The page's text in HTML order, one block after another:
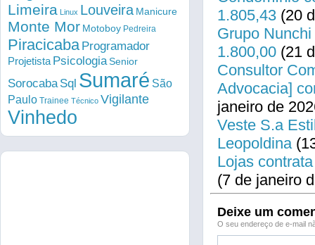
1.805,43 (20
Grupo
1.800,00 (21
Consultor
Advocacia]
janeiro de
Veste S.a
Leopoldina
Lojas
(7 de janeiro
Deixe um
O seu endereço de e-mail
Limeira Linux Louveira Manicure
Monte Mor Motoboy Pedreira
Piracicaba Programador
Projetista PsicologiaSenior
Sorocaba Sql Sumaré São
Paulo Trainee Técnico Vigilante
Vinhedo